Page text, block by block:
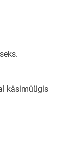
käsimüügis